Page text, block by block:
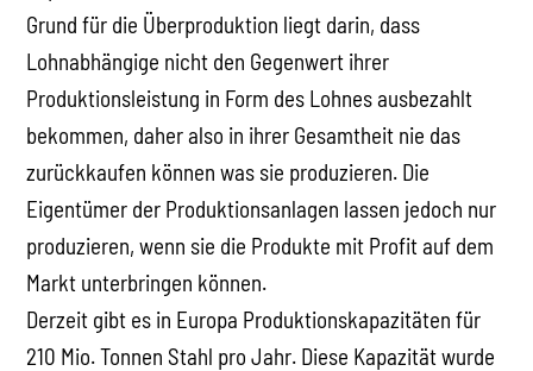
Grund für die Überproduktion liegt darin, dass
Lohnabhängige nicht den Gegenwert ihrer
Produktionsleistung in Form des Lohnes ausbezahlt
bekommen, daher also in ihrer Gesamtheit nie das
zurückkaufen können was sie produzieren. Die
Eigentümer der Produktionsanlagen lassen jedoch nur
produzieren, wenn sie die Produkte mit Profit auf dem
Markt unterbringen können.
Derzeit gibt es in Europa Produktionskapazitäten für
210 Mio. Tonnen Stahl pro Jahr. Diese Kapazität wurde